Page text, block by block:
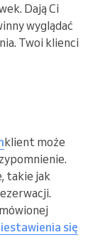
Dają Ci
wyglądać
Twoi klienci
klient może
takie jak
się